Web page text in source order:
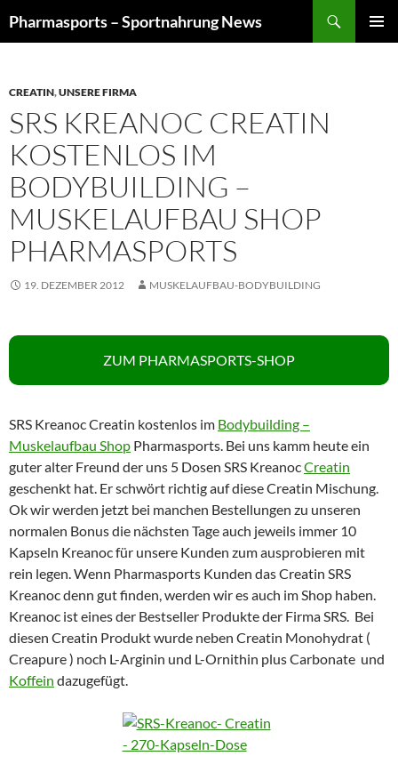
Inhalt
Pharmasports – Sportnahrung News
CREATIN,UNSERE FIRMA
SRS KREANOC CREATIN
KOSTENLOS IM
BODYBUILDING –
MUSKELAUFBAU SHOP
PHARMASPORTS
19. DEZEMBER 2012 MUSKELAUFBAU-BODYBUILDING
ZUM PHARMASPORTS-SHOP
SRS Kreanoc Creatin kostenlos im Bodybuilding –
Muskelaufbau Shop Pharmasports. Bei uns kamm heute ein
guter alter Freund der uns 5 Dosen SRS KreanocCreatin
geschenkt hat. Er schwört richtig auf diese Creatin Mischung.
Ok wir werden jetzt bei manchen Bestellungen zu unseren
normalen Bonus die nächsten Tage auch jeweils immer 10
Kapseln Kreanoc für unsere Kunden zum ausprobieren mit
rein legen. Wenn Pharmasports Kunden das Creatin SRS
Kreanoc denn gut finden, werden wir es auch im Shop haben.
Kreanoc ist eines der Bestseller Produkte der Firma SRS. Bei
diesen Creatin Produkt wurde neben Creatin Monohydrat (
Creapure ) noch L-Arginin und L-Ornithin plus Carbonate und
Koffein dazugefügt.